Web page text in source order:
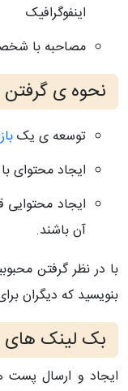
اینفوگرافیک
مصاحبه با
نحوه ی
توسعه ی یک
ایجاد محتوای
ایجاد
آن باشند.
با در نظر گرفتن
بنویسید که دیگران
بک لینک های
ایجاد و ارسال